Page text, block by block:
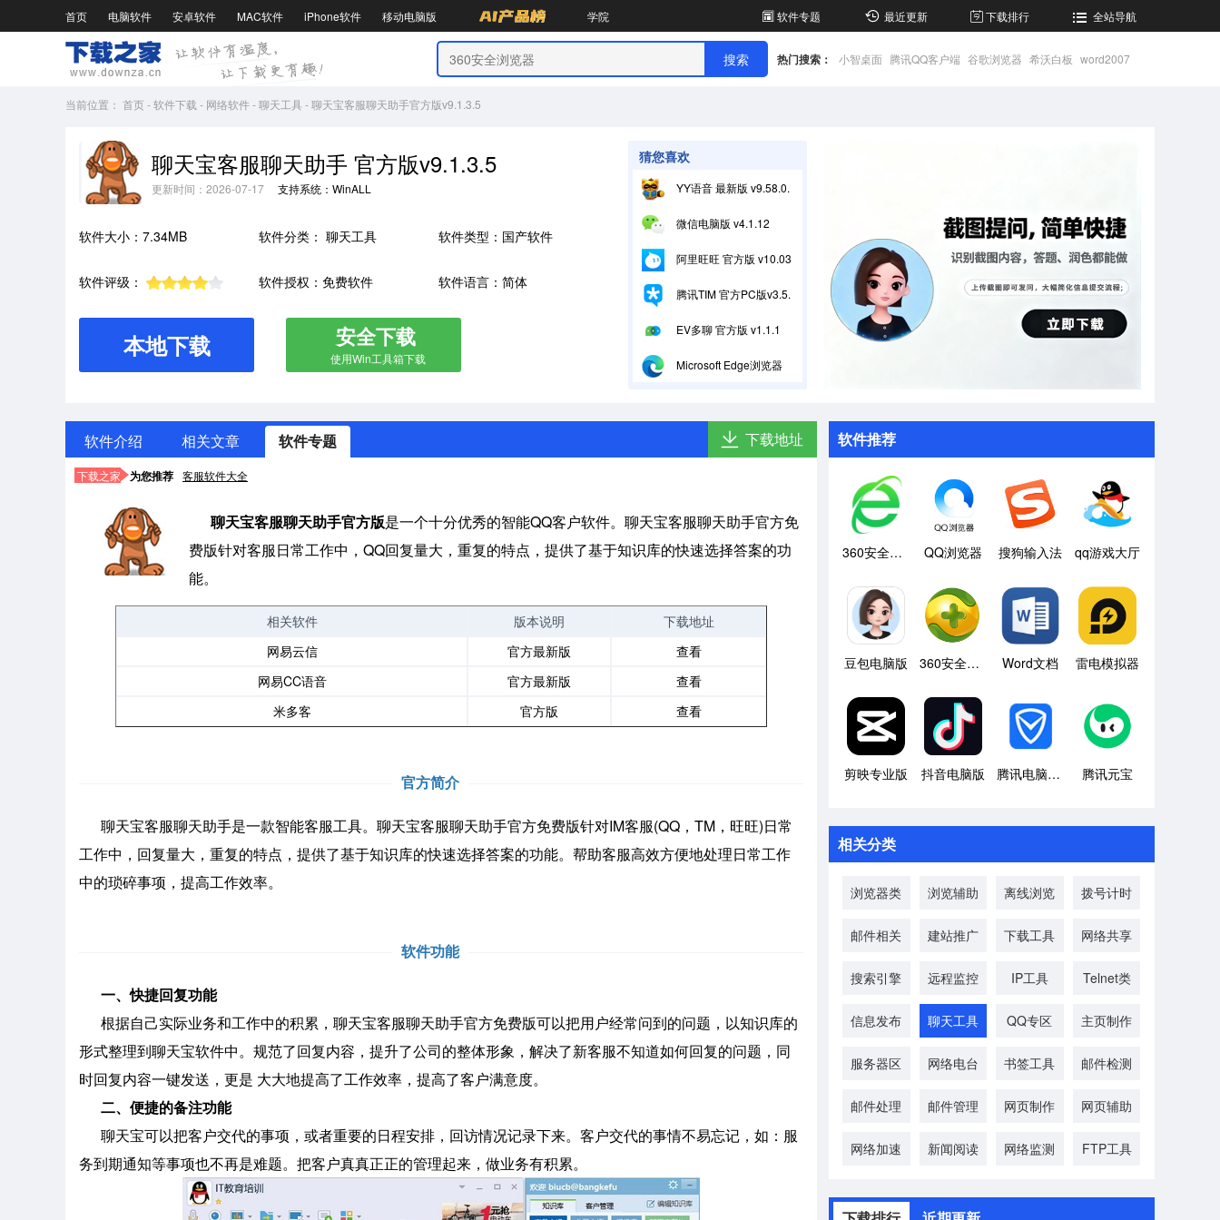
首页 电脑软件 安卓软件 MAC软件 iPhone软件 移动电脑版 学院 软件专题 最近更新 下载排行 全站导航
热门搜索： 小智桌面 腾讯QQ客户端 谷歌浏览器 希沃白板 word2007
当前位置： 首页-软件下载 - 网络软件-聊天工具 -聊天宝客服聊天助手官方版v9.1.3.5
聊天宝客服聊天助手 官方版v9.1.3.5
更新时间：2026-07-17 支持系统：WinALL
软件大小：7.34MB 软件分类： 聊天工具 软件类型：国产软件
软件评级： 软件授权：免费软件 软件语言：简体
本地下载 安全下载
使用Win工具箱下载
猜您喜欢
YY语音 最新版 v9.58.0.0
微信电脑版 v4.1.12
阿里旺旺 官方版 v10.03.39C
腾讯TIM 官方PC版v3.5.1.22172
EV多聊 官方版 v1.1.1
Microsoft Edge浏览器 官方版v151.0.4129.59
软件介绍 相关文章 软件专题 下载地址
下载之家 为您推荐 客服软件大全
聊天宝客服聊天助手官方版是一个十分优秀的智能QQ客户软件。聊天宝客服聊天助手官方免
费版针对客服日常工作中，QQ回复量大，重复的特点，提供了基于知识库的快速选择答案的功
能。
相关软件 版本说明
下载地址
网易云信
官方最新版
查看
网易CC语音
官方最新版
查看
米多客
官方版 查看
官方简介
聊天宝客服聊天助手是一款智能客服工具。聊天宝客服聊天助手官方免费版针对IM客服(QQ，TM，旺旺)日常
工作中，回复量大，重复的特点，提供了基于知识库的快速选择答案的功能。帮助客服高效方便地处理日常工作
中的琐碎事项，提高工作效率。
软件功能
一、快捷回复功能
根据自己实际业务和工作中的积累，聊天宝客服聊天助手官方免费版可以把用户经常问到的问题，以知识库的
形式整理到聊天宝软件中。规范了回复内容，提升了公司的整体形象，解决了新客服不知道如何回复的问题，同
时回复内容一键发送，更是 大大地提高了工作效率，提高了客户满意度。
二、便捷的备注功能
聊天宝可以把客户交代的事项，或者重要的日程安排，回访情况记录下来。客户交代的事情不易忘记，如：服
务到期通知等事项也不再是难题。把客户真真正正的管理起来，做业务有积累。
软件推荐
360安全浏览器 QQ浏览器 搜狗输入法 qq游戏大厅
豆包电脑版 360安全卫士 Word文档 雷电模拟器
剪映专业版 抖音电脑版 腾讯电脑管家 腾讯元宝
相关分类
浏览器类 浏览辅助 离线浏览 拨号计时
邮件相关 建站推广 下载工具 网络共享
搜索引擎 远程监控 IP工具 Telnet类
信息发布 聊天工具 QQ专区 主页制作
服务器区 网络电台 书签工具 邮件检测
邮件处理 邮件管理 网页制作 网页辅助
网络加速 新闻阅读 网络监测 FTP工具